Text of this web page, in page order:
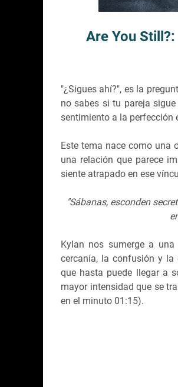
Are You
"¿Sigues ahí?", es la
no sabes si tu pareja
sentimiento a la perfección
Este tema nace como una
una relación que parece
siente atrapado en ese
"Sábanas, esconden
Kylan nos sumerge a
cercanía, la confusión y la
que hasta puede llegar a
mayor intensidad que se
en el minuto 01:15).